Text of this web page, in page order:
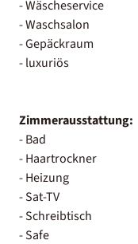
- Wäscheservice
- Waschsalon
- Gepäckraum
- luxuriös
Zimmerausstattung:
- Bad
- Haartrockner
- Heizung
- Sat-TV
- Schreibtisch
- Safe